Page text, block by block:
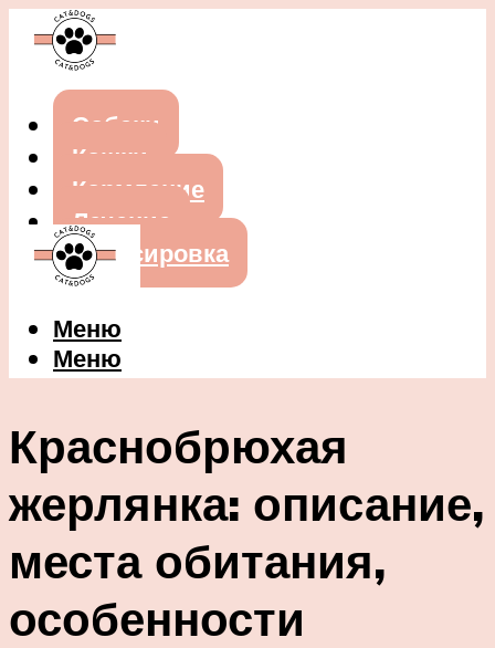
Собаки
Кошки
Кормление
Лечение
Дрессировка
Меню
Меню
Краснобрюхая
жерлянка: описание,
места обитания,
особенности